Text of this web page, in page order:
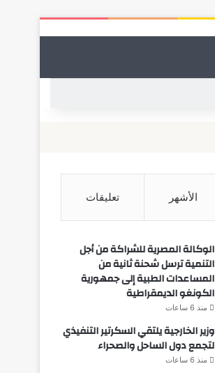
الأشهر تعليقات
الوكالة المصرية للشراكة من أجل
التنمية ترسل شحنة ثانية من
المساعدات الطبية إلى جمهورية
الكونغو الديمقراطية
منذ 6 ساعات
وزير الخارجية يلتقي السكرتير التنفيذي
لتجمع دول الساحل والصحراء
منذ 6 ساعات